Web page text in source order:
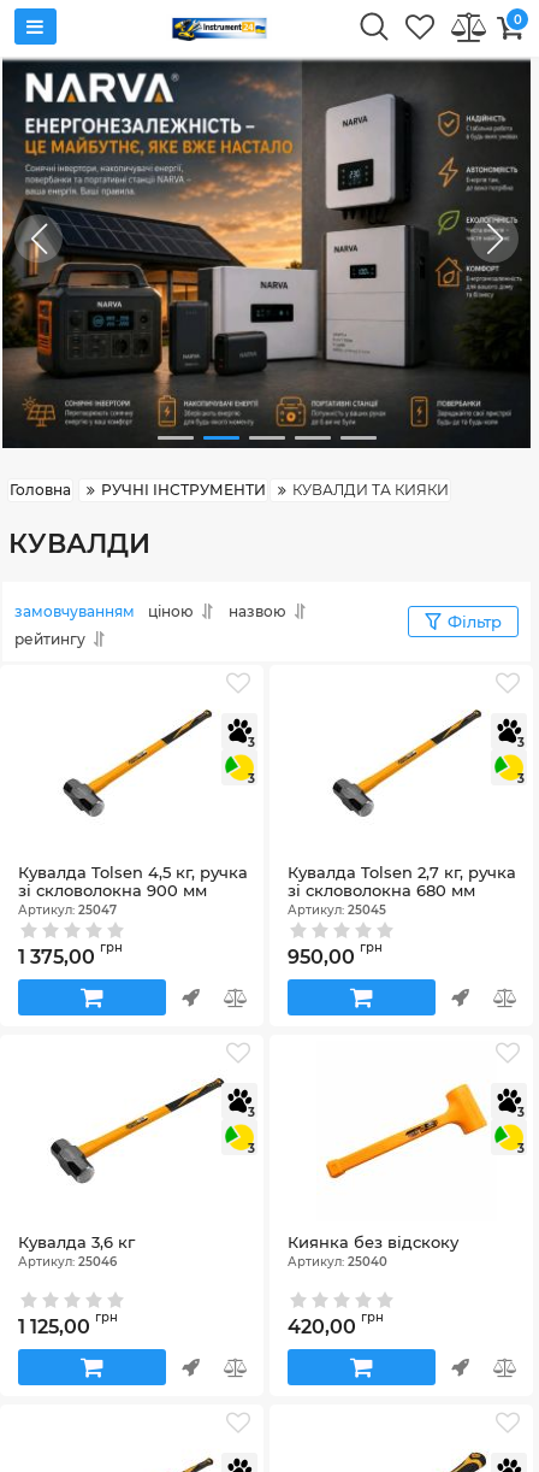
0
Головна РУЧНІ ІНСТРУМЕНТИ КУВАЛДИ ТА КИЯКИ
КУВАЛДИ
замовчуванням ціною
назвою
рейтингу
Фільтр
3
3
Кувалда Tolsen 4,5 кг, ручка
зі скловолокна 900 мм
Артикул: 25047
1 375,00 грн
3
3
Кувалда Tolsen 2,7 кг, ручка
зі скловолокна 680 мм
Артикул: 25045
950,00 грн
3
3
Кувалда 3,6 кг
Артикул: 25046
1 125,00 грн
3
3
Киянка без відскоку
Артикул: 25040
420,00 грн